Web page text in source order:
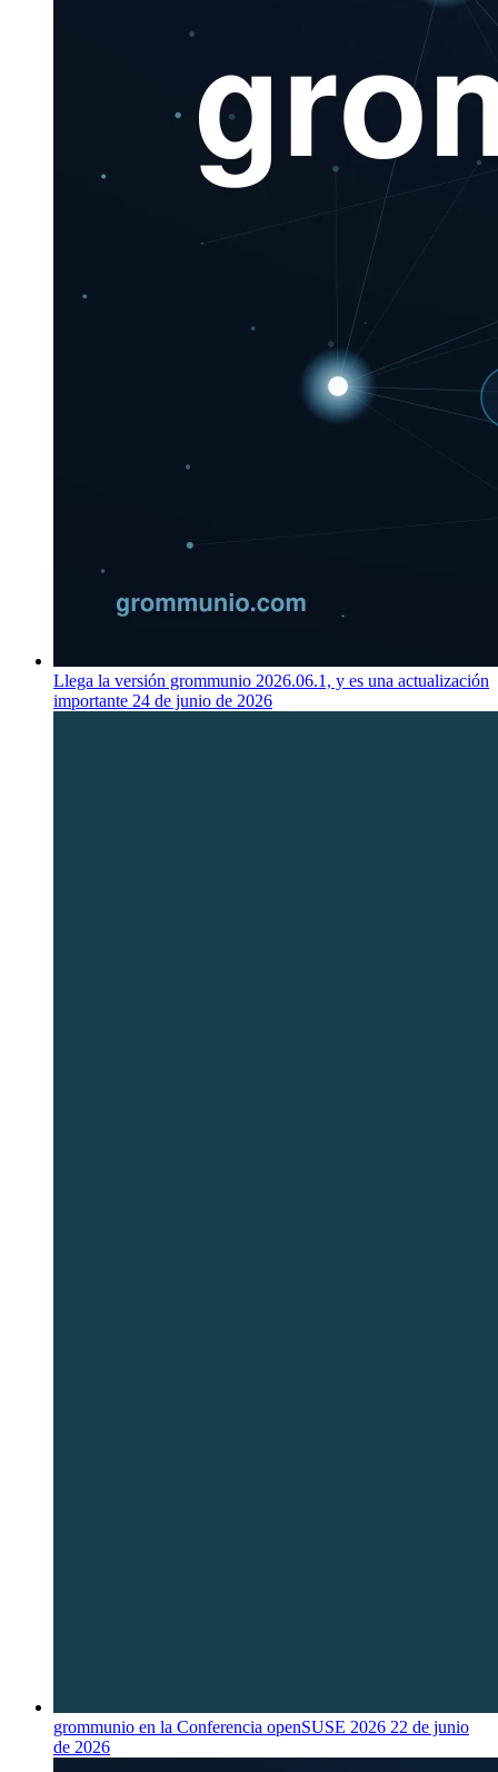
Llega la versión grommunio 2026.06.1, y es una actualización
importante 24 de junio de 2026
grommunio en la Conferencia openSUSE 2026 22 de junio
de 2026